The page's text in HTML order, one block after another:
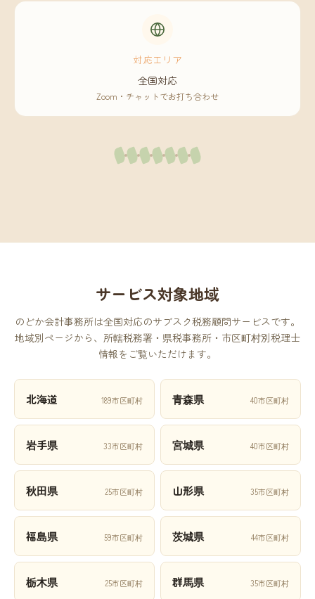
対応エリア
全国対応
Zoom・チャットでお打ち合わせ
サービス対象地域
のどか会計事務所は全国対応のサブスク税務顧問サービスです。
地域別ページから、所轄税務署・県税事務所・市区町村別税理士
情報をご覧いただけます。
北海道 189市区町村 青森県 40市区町村
岩手県 33市区町村 宮城県 40市区町村
秋田県 25市区町村 山形県 35市区町村
福島県 59市区町村 茨城県 44市区町村
栃木県 25市区町村 群馬県 35市区町村